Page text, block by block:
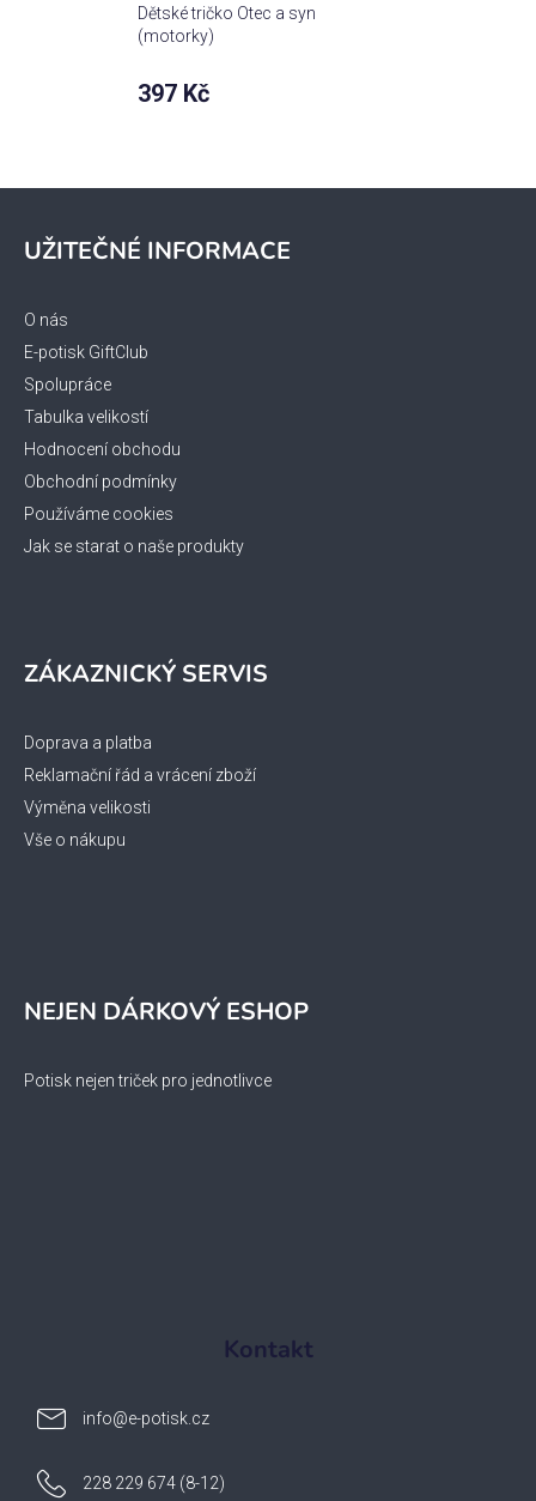
Dětské tričko Otec a syn
(motorky)
397 Kč
UŽITEČNÉ INFORMACE
O nás
E-potisk GiftClub
Spolupráce
Tabulka velikostí
Hodnocení obchodu
Obchodní podmínky
Používáme cookies
Jak se starat o naše produkty
ZÁKAZNICKÝ SERVIS
Doprava a platba
Reklamační řád a vrácení zboží
Výměna velikosti
Vše o nákupu
NEJEN DÁRKOVÝ ESHOP
Potisk nejen triček pro jednotlivce
Kontakt
info@e-potisk.cz
228 229 674 (8-12)